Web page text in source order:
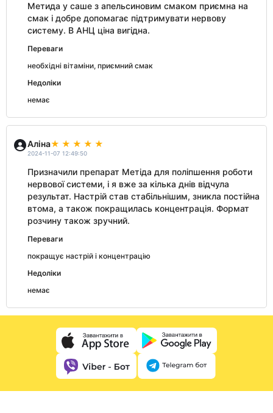
Метида у саше з апельсиновим смаком приємна на
смак і добре допомагає підтримувати нервову
систему. В АНЦ ціна вигідна.
Переваги
необхідні вітаміни, приємний смак
Недоліки
немає
Аліна
2024-11-07 12:49:50
Призначили препарат Метіда для поліпшення роботи
нервової системи, і я вже за кілька днів відчула
результат. Настрій став стабільнішим, зникла постійна
втома, а також покращилась концентрація. Формат
розчину також зручний.
Переваги
покращує настрій і концентрацію
Недоліки
немає